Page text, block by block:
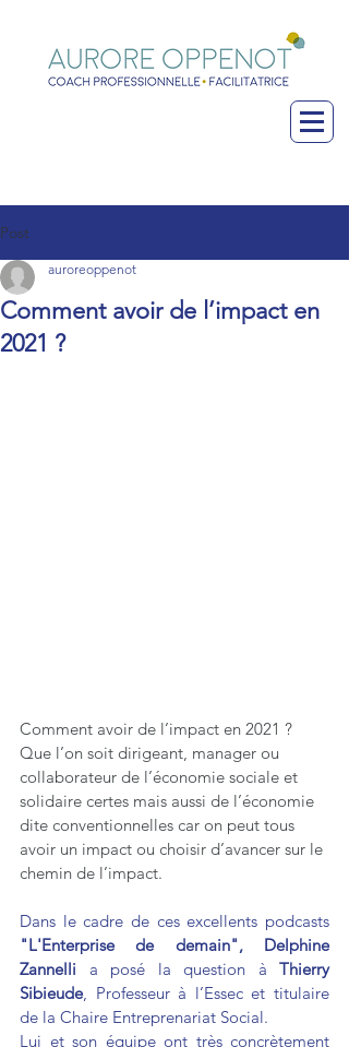
Post
Comment avoir de l’impact en
2021 ?
auroreoppenot
Comment avoir de l’impact en 2021 ?
Que l’on soit dirigeant, manager ou
collaborateur de l’économie sociale et
solidaire certes mais aussi de l’économie
dite conventionnelles car on peut tous
avoir un impact ou choisir d’avancer sur le
chemin de l’impact.
Dans le cadre de ces excellents podcasts
"L'Enterprise de demain", Delphine
Zannelli a posé la question à Thierry
Sibieude, Professeur à l’Essec et titulaire
de la Chaire Entreprenariat Social.
Lui et son équipe ont très concrètement